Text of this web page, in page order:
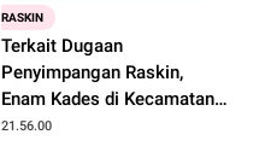
RASKIN
Terkait Dugaan
Penyimpangan Raskin,
Enam Kades di Kecamatan
Sukaresmi di Panggil
21.56.00